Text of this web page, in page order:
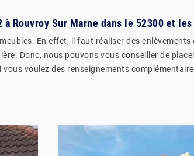
Rouvroy Sur Marne dans le 52300 et
En effet, il faut réaliser des
Donc, nous pouvons vous conseiller de
voulez des renseignements